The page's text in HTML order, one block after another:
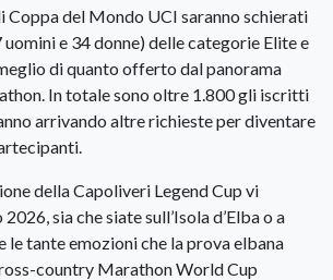
Coppa del Mondo UCI saranno schierati
e 34 donne) delle categorie Elite e
di quanto offerto dal panorama
In totale sono oltre 1.800 gli iscritti
arrivando altre richieste per diventare
della Capoliveri Legend Cup vi
sia che siate sull’Isola d’Elba o a
le tante emozioni che la prova elbana
country Marathon World Cup